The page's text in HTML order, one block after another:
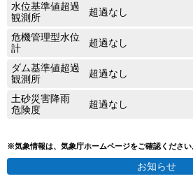
水位基準値超過
観測所
超過なし
危機管理型水位
計
超過なし
ダム基準値超過
観測所
超過なし
土砂災害降雨
危険度
超過なし
※気象情報は、気象庁ホームページをご確認ください
お知らせ